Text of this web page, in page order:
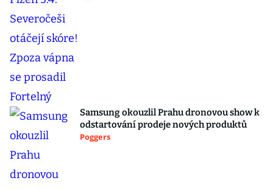
Samsung okouzlil Prahu dronovou show k
odstartování prodeje nových produktů
Poggers